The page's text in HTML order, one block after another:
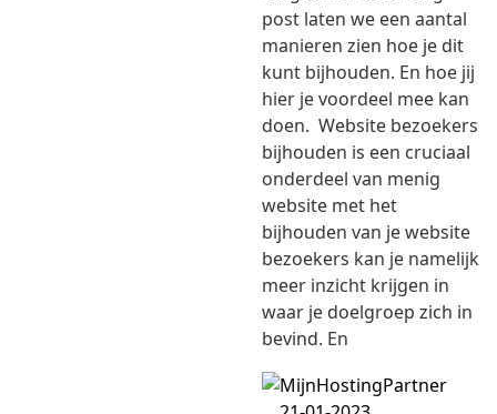
post laten we een aantal
manieren zien hoe je dit
kunt bijhouden. En hoe jij
hier je voordeel mee kan
doen. Website bezoekers
bijhouden is een cruciaal
onderdeel van menig
website met het
bijhouden van je website
bezoekers kan je namelijk
meer inzicht krijgen in
waar je doelgroep zich in
bevind. En